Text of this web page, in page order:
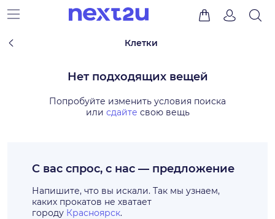
Клетки
Нет подходящих вещей
Попробуйте изменить условия поиска
или сдайте свою вещь
С вас спрос, с нас — предложение
Напишите, что вы искали. Так мы узнаем,
каких прокатов не хватает
городу Красноярск.